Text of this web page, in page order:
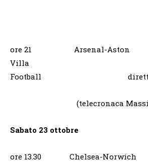
ore 21 Arsenal-Aston
Villa Sky
Football
(telecronaca Massimo
Sabato 23 ottobre
ore 13.30 Chelsea-